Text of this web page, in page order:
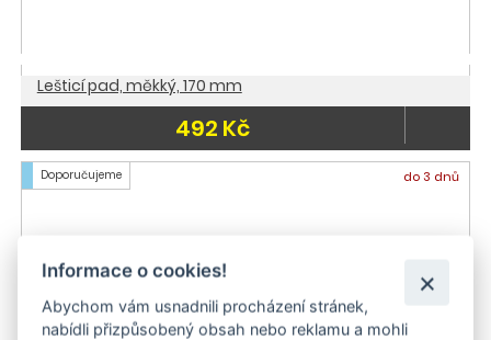
Lešticí pad, měkký, 170 mm
492 Kč
Doporučujeme do 3 dnů
Informace o cookies!
Abychom vám usnadnili procházení stránek,
nabídli přizpůsobený obsah nebo reklamu a mohli